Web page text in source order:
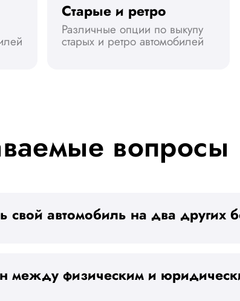
Старые и ретро
Различные опции по выкупу
старых и ретро автомобилей
вопросы
автомобиль на два других
между физическим и